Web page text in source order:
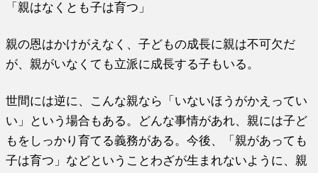
「親はなくとも子は育つ」
親の恩はかけがえなく、子どもの成長に親は不可欠だ
が、親がいなくても立派に成長する子もいる。
世間には逆に、こんな親なら「いないほうがかえってい
い」という場合もある。どんな事情があれ、親には子ど
もをしっかり育てる義務がある。今後、「親があっても
子は育つ」などということわざが生まれないように、親